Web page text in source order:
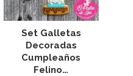
Set Galletas
Decoradas
Cumpleaños
Felino…